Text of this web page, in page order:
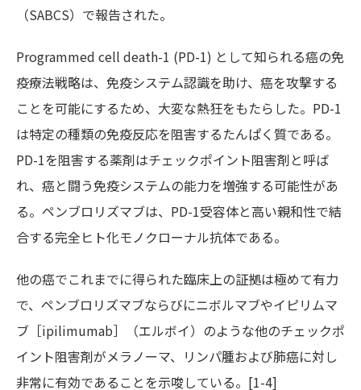
（SABCS）で報告された。
Programmed cell death-1 (PD-1) として知られる癌の免
疫療法戦略は、免疫システム認識を助け、癌を攻撃する
ことを可能にするため、大変な熱狂をもたらした。PD-1
は特定の種類の免疫反応を阻害するたんぱく質である。
PD-1を阻害する薬剤はチェックポイント阻害剤と呼ば
れ、癌と闘う免疫システムの能力を増強する可能性があ
る。ペンブロリズマブは、PD-1受容体と高い親和性で結
合する完全ヒト化モノクローナル抗体である。
他の癌でこれまでに得られた臨床上の証拠は極めて有力
で、ペンブロリズマブならびにニボルマブやイピリムマ
ブ［ipilimumab］（エルボイ）のような他のチェックポ
イント阻害剤がメラノーマ、リンパ腫および肺癌に対し
非常に有効であることを示唆している。[1-4]